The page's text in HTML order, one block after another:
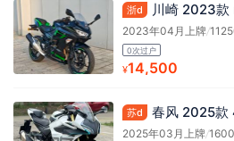
浙d 川崎 2023
2023年04月上牌/
0次过户
¥14,500
苏d 春风 2025
2025年03月上牌/